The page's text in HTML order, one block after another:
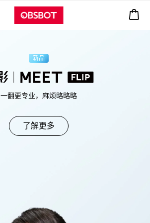
新品
一翻更专业，麻烦略略略
了解更多